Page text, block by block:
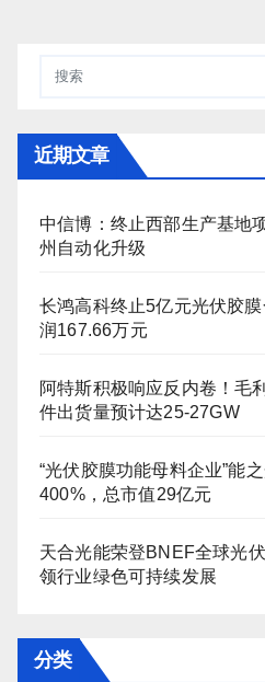
近期文章
中信博：终止西部生产基地
州自动化升级
长鸿高科终止5亿元光伏胶
润167.66万元
阿特斯积极响应反内卷！毛
件出货量预计达25-27GW
“光伏胶膜功能母料企业”能
400%，总市值29亿元
天合光能荣登BNEF全球光
领行业绿色可持续发展
分类